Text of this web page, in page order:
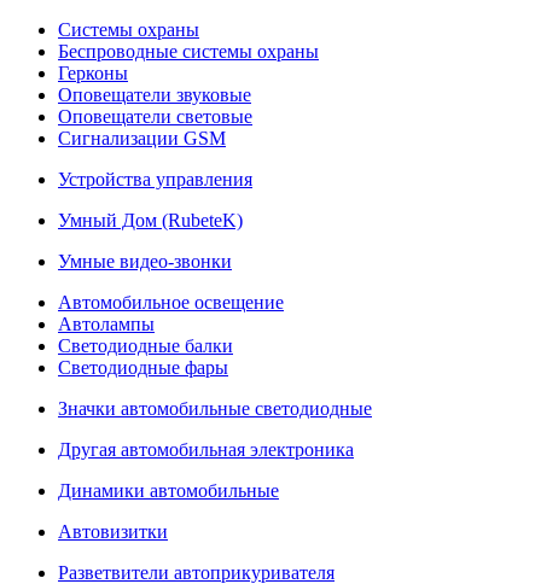
Системы охраны
Беспроводные системы охраны
Герконы
Оповещатели звуковые
Оповещатели световые
Сигнализации GSM
Устройства управления
Умный Дом (RubeteK)
Умные видео-звонки
Автомобильное освещение
Автолампы
Светодиодные балки
Светодиодные фары
Значки автомобильные светодиодные
Другая автомобильная электроника
Динамики автомобильные
Автовизитки
Разветвители автоприкуривателя